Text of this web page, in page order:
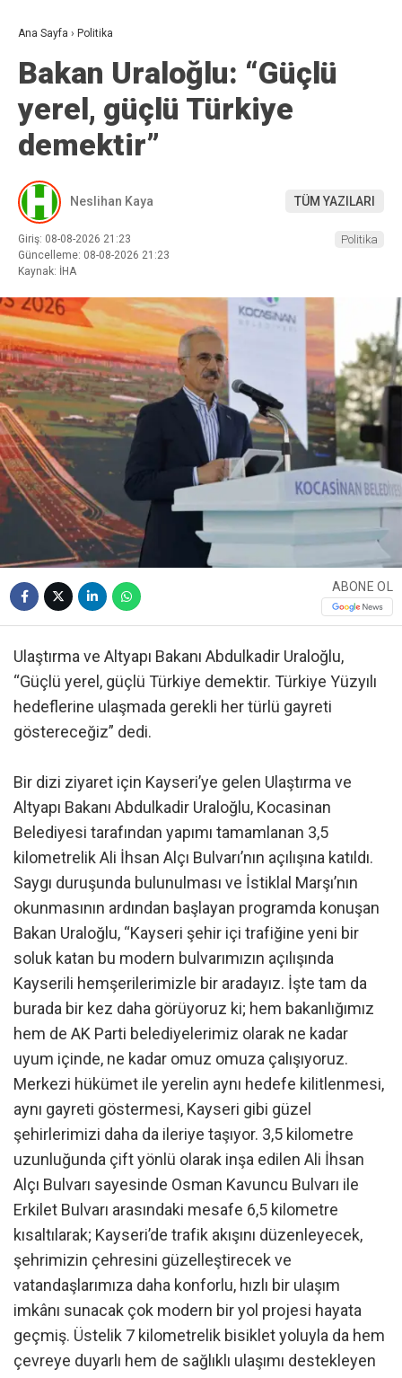
Ana Sayfa › Politika
Bakan Uraloğlu: “Güçlü
yerel, güçlü Türkiye
demektir”
Neslihan Kaya TÜM YAZILARI
Giriş: 08-08-2026 21:23
Güncelleme: 08-08-2026 21:23
Kaynak: İHA
Politika
ABONE OL
Ulaştırma ve Altyapı Bakanı Abdulkadir Uraloğlu,
“Güçlü yerel, güçlü Türkiye demektir. Türkiye Yüzyılı
hedeflerine ulaşmada gerekli her türlü gayreti
göstereceğiz” dedi.
Bir dizi ziyaret için Kayseri’ye gelen Ulaştırma ve
Altyapı Bakanı Abdulkadir Uraloğlu, Kocasinan
Belediyesi tarafından yapımı tamamlanan 3,5
kilometrelik Ali İhsan Alçı Bulvarı’nın açılışına katıldı.
Saygı duruşunda bulunulması ve İstiklal Marşı’nın
okunmasının ardından başlayan programda konuşan
Bakan Uraloğlu, “Kayseri şehir içi trafiğine yeni bir
soluk katan bu modern bulvarımızın açılışında
Kayserili hemşerilerimizle bir aradayız. İşte tam da
burada bir kez daha görüyoruz ki; hem bakanlığımız
hem de AK Parti belediyelerimiz olarak ne kadar
uyum içinde, ne kadar omuz omuza çalışıyoruz.
Merkezi hükümet ile yerelin aynı hedefe kilitlenmesi,
aynı gayreti göstermesi, Kayseri gibi güzel
şehirlerimizi daha da ileriye taşıyor. 3,5 kilometre
uzunluğunda çift yönlü olarak inşa edilen Ali İhsan
Alçı Bulvarı sayesinde Osman Kavuncu Bulvarı ile
Erkilet Bulvarı arasındaki mesafe 6,5 kilometre
kısaltılarak; Kayseri’de trafik akışını düzenleyecek,
şehrimizin çehresini güzelleştirecek ve
vatandaşlarımıza daha konforlu, hızlı bir ulaşım
imkânı sunacak çok modern bir yol projesi hayata
geçmiş. Üstelik 7 kilometrelik bisiklet yoluyla da hem
çevreye duyarlı hem de sağlıklı ulaşımı destekleyen